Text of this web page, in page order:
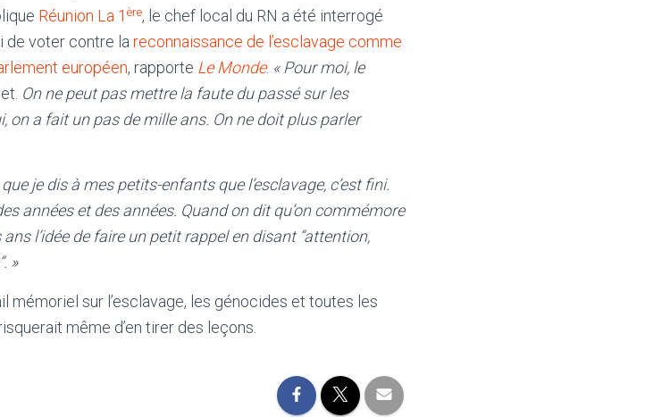
Réunion La 1 ère, le chef local du RN a été interrogé
de voter contre la reconnaissance de l’esclavage comme
européen, rapporte Le Monde. « Pour moi, le
On ne peut pas mettre la faute du passé sur les
on a fait un pas de mille ans. On ne doit plus parler
je dis à mes petits-enfants que l’esclavage, c’est fini.
années et des années. Quand on dit qu’on commémore
ans l’idée de faire un petit rappel en disant “attention,
»
mémoriel sur l’esclavage, les génocides et toutes les
même d’en tirer des leçons.